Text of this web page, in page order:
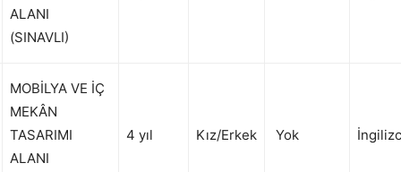
ALANI
(SINAVLI)
MOBİLYA VE İÇ
MEKÂN
TASARIMI
ALANI
4 yıl Kız/Erkek Yok